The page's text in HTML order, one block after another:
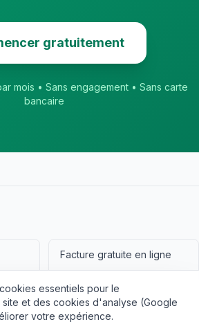
gratuitement
mois • Sans engagement • Sans carte
bancaire
Facture gratuite en ligne
Facture Développeur
essentiels pour le
et des cookies d'analyse (Google
votre expérience.